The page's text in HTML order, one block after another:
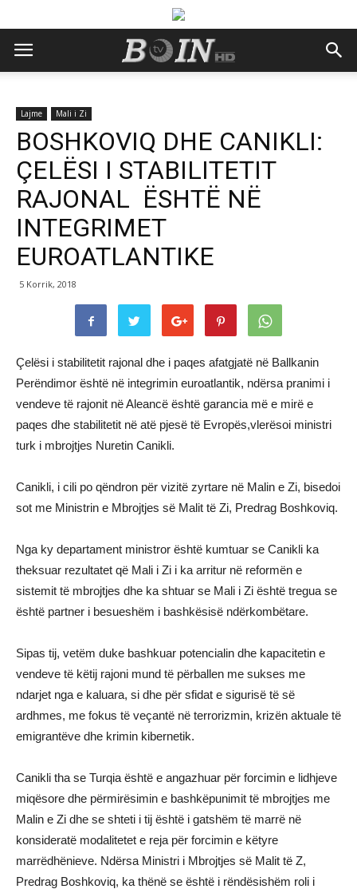
Lajme Mali i Zi
BOSHKOVIQ DHE CANIKLI:
ÇELËSI I STABILITETIT
RAJONAL ËSHTË NË
INTEGRIMET
EUROATLANTIKE
5 Korrik, 2018
Çelësi i stabilitetit rajonal dhe i paqes afatgjatë në Ballkanin
Perëndimor është në integrimin euroatlantik, ndërsa pranimi i
vendeve të rajonit në Aleancë është garancia më e mirë e
paqes dhe stabilitetit në atë pjesë të Evropës,vlerësoi ministri
turk i mbrojtjes Nuretin Canikli.
Canikli, i cili po qëndron për vizitë zyrtare në Malin e Zi, bisedoi
sot me Ministrin e Mbrojtjes së Malit të Zi, Predrag Boshkoviq.
Nga ky departament ministror është kumtuar se Canikli ka
theksuar rezultatet që Mali i Zi i ka arritur në reformën e
sistemit të mbrojtjes dhe ka shtuar se Mali i Zi është tregua se
është partner i besueshëm i bashkësisë ndërkombëtare.
Sipas tij, vetëm duke bashkuar potencialin dhe kapacitetin e
vendeve të këtij rajoni mund të përballen me sukses me
ndarjet nga e kaluara, si dhe për sfidat e sigurisë të së
ardhmes, me fokus të veçantë në terrorizmin, krizën aktuale të
emigrantëve dhe krimin kibernetik.
Canikli tha se Turqia është e angazhuar për forcimin e lidhjeve
miqësore dhe përmirësimin e bashkëpunimit të mbrojtjes me
Malin e Zi dhe se shteti i tij është i gatshëm të marrë në
konsideratë modalitetet e reja për forcimin e këtyre
marrëdhënieve. Ndërsa Ministri i Mbrojtjes së Malit të Z,
Predrag Boshkoviq, ka thënë se është i rëndësishëm roli i